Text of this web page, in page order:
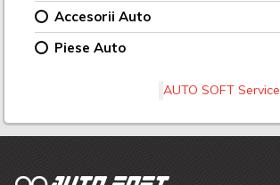
Accesorii Auto
Piese Auto
AUTO SOFT Service